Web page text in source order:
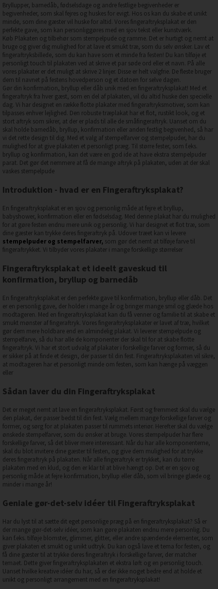
Bryllupper, barnedåb, fødselsdage og andre festlige begivenheder er
begivenheder, som skal fejres og huskes for evigt. Hos os kan du skabe et unikt
minde, som dine gæster vil huske for altid. Vores fingeraftryksplakat er den
perfekte gave, som kan personliggøres med en sjov tekst eller kunstværk.
Køb Plakaten og tilbehør som stempelpude og ramme. Det er hurtigt og nemt at
bruge og giver dig mulighed for at lave et smukt træ, som du selv ønsker. Lav et
fingeraftryksbillede, som du kan have som et minde fra festen! Du kan tilføje et
personligt touch til plakaten ved at skrive et par søde ord eller et navn. På alle
vores plakater er det muligt at skrive 2 linjer. Disse er helt valgfrie. De fleste bruger
dem til navnet på festens hovedperson og et datoen for selve dagen.
Gør din konfirmation, bryllup eller dåb unik med en fingeraftryksplakat! Med et
fingeraftryk fra hver gæst, som en del af plakaten, vil du altid huske den specielle
dag. Vi har designet en række flotte plakater med fingeraftryksmotiver, som kan
tilpasses enhver lejlighed. Den robuste træplakat har et flot, rustikt look, og et
stort aftryk som sikrer, at der er plads til alle de småfingeraftryk. Uanset om du
skal holde barnedåb, bryllup, konfirmation eller anden festlig begivenhed, så har
vi det rette design til dig. Med et valg af stempelfarver og stempelpuder, har du
mulighed for at give plakaten et personligt præg. Til større fester, som f.eks.
bryllup og konfirmation, kan det være en god ide at have ekstra stempelpuder
parat. Det gør det nemmere at få de mange aftryk på plakaten, uden at der skal
vaskes stempelpude
Introduktion - hvad er en Fingeraftryksplakat?
En fingeraftryksplakat er en sjov og personlig måde at fejre et bryllup,
babyshower, konfirmation eller en fødselsdag. Med denne plakat har du mulighed
for at gøre festen endnu mere unik og personlig. Vi har designet et flot træ, som
dine gæster kan trykke deres fingeraftryk på. Udover træet kan vi levere
stempelpuder og stempelfarver, som gør det nemt at tilføje farve til
fingeraftrykket. Vi tilbyder vores plakater i mange forskellige størrelser
Fingeraftryksplakat et ideelt gaveskud til
konfirmation, bryllup og barnedåb
En fingeraftryksplakat er den perfekte gave til konfirmation, bryllup eller dåb. Det
er en personlig gave, der holder i mange år og bringer mange smil og glæde hos
modtageren. Med en fingeraftryksplakat kan du få venner og familie til at skabe et
smukt mønster af fingeraftryk. Vores fingeraftryksplakater er lavet af træ, hvilket
gør dem mere holdbare end en almindelig plakat. Vi leverer stempelpude og
stempelfarve, så du har alle de komponenter der skal til for at skabe flotte
fingeraftryk. Vi har et stort udvalg af plakater i forskellige farver og former, så du
er sikker på at finde et design, der passer til din fest. Fingeraftryksplakaten vil sikre,
at modtageren har et personligt minde om festen, som kan hænge på væggen
eller
Sådan laver du din Fingeraftryksplakat
Det er meget nemt at lave en fingeraftryksplakat. Først og fremmest skal du vælge
den plakat, der passer bedst til din fest. Vælg mellem mange forskellige farver og
former, og sørg for at plakaten passer til rummets interiør. Herefter skal du vælge
ønskede stempelfarver, som du ønsker at bruge. Vores stempelpuder har flere
forskellige farver, så det bliver mere interessant. Når du har alle komponenterne,
skal du blot invitere dine gæster til festen, og give dem mulighed for at trykke
deres fingeraftryk på plakaten. Når alle fingeraftryk er trykket, kan du tørre
plakaten med en klud, og den er klar til at blive hængt op. Det er en sjov og
personlig måde at fejre konfirmation, bryllup eller dåb, som vil bringe glæde og
minder i mange år!
Geniale gør-det-selv idéer til Fingeraftryksplakat
Har du lyst til at sætte dit eget personlige præg på en fingeraftryksplakat? Så er
der mange gør-det-selv idéer, som kan gøre plakaten endnu mere personlig. Du
kan f.eks. tilføje blomster, glimmer, glitter, eller andre spændende elementer, som
giver plakaten et smukt og unikt udtryk. Du kan også lave et tema for festen, og
få dine gæster til at trykke deres fingeraftryk i forskellige farver, der matcher
temaet. Dette giver fingeraftryksplakaten et ekstra løft og en personlig touch.
Uanset hvilke kreative idéer du har, så er der ikke noget bedre end at holde et
unikt og personligt arrangement med en fingeraftryksplakat!